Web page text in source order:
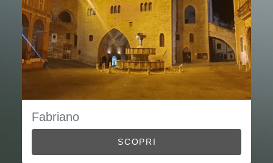
Fabriano
SCOPRI